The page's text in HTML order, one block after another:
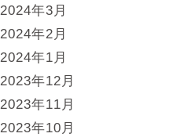
2024年3月
2024年2月
2024年1月
2023年12月
2023年11月
2023年10月